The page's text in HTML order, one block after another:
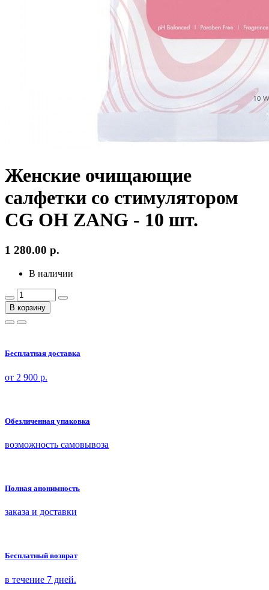
Женские очищающие
салфетки со стимулятором
CG OH ZANG - 10 шт.
1 280.00 р.
В наличии
В корзину
Бесплатная доставка
от 2 900 р.
Обезличенная упаковка
возможность самовывоза
Полная анонимность
заказа и доставки
Бесплатный возврат
в течение 7 дней.